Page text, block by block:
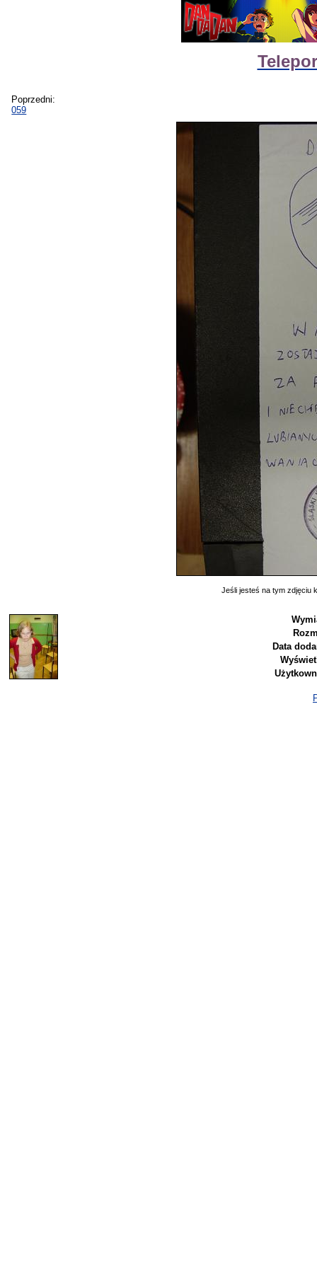
Poprzedni:
059
Jeśli jesteś na tym zdjęciu
Data